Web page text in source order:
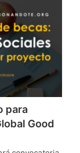
para
Good